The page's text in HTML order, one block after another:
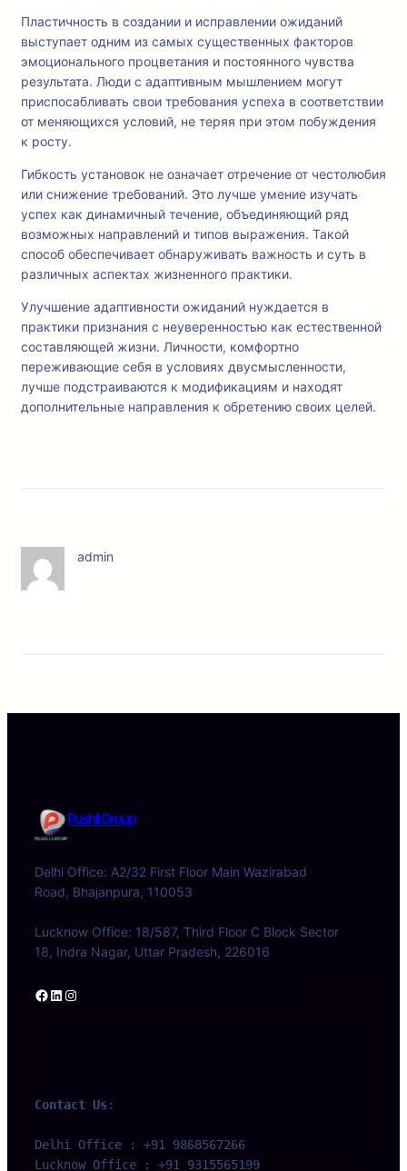
Пластичность в создании и исправлении ожиданий
выступает одним из самых существенных факторов
эмоционального процветания и постоянного чувства
результата. Люди с адаптивным мышлением могут
приспосабливать свои требования успеха в соответствии
от меняющихся условий, не теряя при этом побуждения
к росту.
Гибкость установок не означает отречение от честолюбия
или снижение требований. Это лучше умение изучать
успех как динамичный течение, объединяющий ряд
возможных направлений и типов выражения. Такой
способ обеспечивает обнаруживать важность и суть в
различных аспектах жизненного практики.
Улучшение адаптивности ожиданий нуждается в
практики признания с неуверенностью как естественной
составляющей жизни. Личности, комфортно
переживающие себя в условиях двусмысленности,
лучше подстраиваются к модификациям и находят
дополнительные направления к обретению своих целей.
admin
Pushli Group
Delhi Office: A2/32 First Floor Main Wazirabad
Road, Bhajanpura, 110053
Lucknow Office: 18/587, Third Floor C Block Sector
18, Indra Nagar, Uttar Pradesh, 226016
Facebook LinkedIn Instagram
Contact Us:
Delhi Office : +91 9868567266
Lucknow Office : +91 9315565199